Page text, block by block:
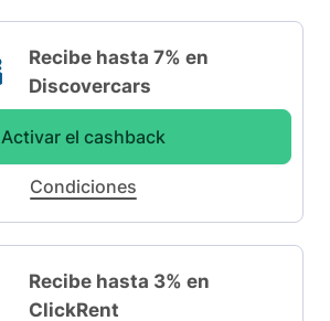
Recibe hasta 7% en
Discovercars
Activar el cashback
Condiciones
Recibe hasta 3% en
ClickRent